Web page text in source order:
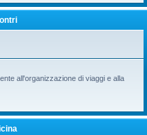
all'organizzazione di viaggi e alla